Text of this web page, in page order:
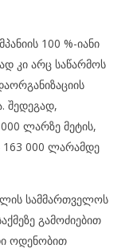
100 %-იანი
კი არც საწარმოს
შედეგად,
ლარზე მეტის,
000 ლარამდე
სამმართველოს
გამოძიებით
ოდენობით